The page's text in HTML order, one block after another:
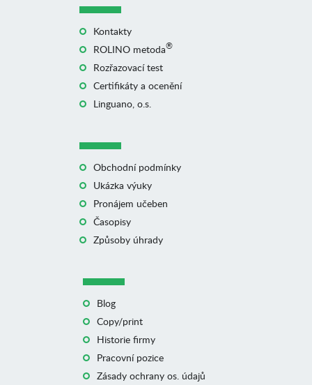
Kontakty
ROLINO metoda®
Rozřazovací test
Certifikáty a ocenění
Linguano, o.s.
Obchodní podmínky
Ukázka výuky
Pronájem učeben
Časopisy
Způsoby úhrady
Blog
Copy/print
Historie firmy
Pracovní pozice
Zásady ochrany os. údajů